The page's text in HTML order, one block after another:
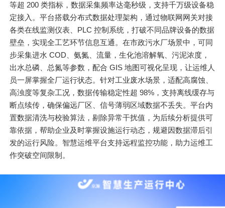
等超 200 类指标，数据采集频率达毫秒级，支持千万级设备稳
定接入。平台搭载分布式数据处理架构，通过物联网网关对接
各类在线监测仪表、PLC 控制系统，打破不同品牌设备的数据
壁垒，实现全工艺环节信息互通。在市政污水厂场景中，可同
步采集进水 COD、氨氮、流量，生化池溶解氧、污泥浓度，
出水总磷、总氮等参数，配合 GIS 地图可视化呈现，让运维人
员一屏掌握全厂运行状态。针对工业废水场景，适配高腐蚀、
高浊度等复杂工况，数据传输稳定性超 98%，支持离线缓存与
断点续传，确保偏远厂区、信号薄弱区域数据不丢失。平台内
置数据清洗与校验算法，剔除异常干扰值，为后续分析提供可
靠依据，帮助企业及时掌握设施运行动态，规避因数据滞后引
发的运行风险。智慧运维平台支持远程监控功能，助力运维工
作突破空间限制。